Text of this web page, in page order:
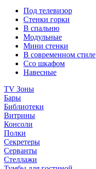
Под телевизор
Стенки горки
В спальню
Модульные
Мини стенки
В современном стиле
Ссо шкафом
Навесные
TV Зоны
Бары
Библиотеки
Витрины
Консоли
Полки
Секретеры
Серванты
Стеллажи